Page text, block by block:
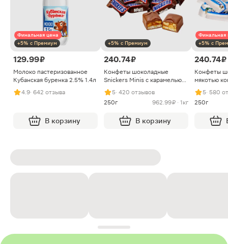
Финальная цена
+5% с Премиум
129.99 ₽
Молоко пастеризованное
Кубанская буренка 2.5% 1.4л
4.9· 642 отзыва
В корзину
+5% с Премиум
240.74 ₽
Конфеты шоколадные
Snickers Minis с карамелью
арахисом и нугой
5· 420 отзывов
250г
962.99 ₽ · 1кг
В корзину
Финальная
+5% с
240.74 ₽
Конфеты
мякотью
5· 580
250г